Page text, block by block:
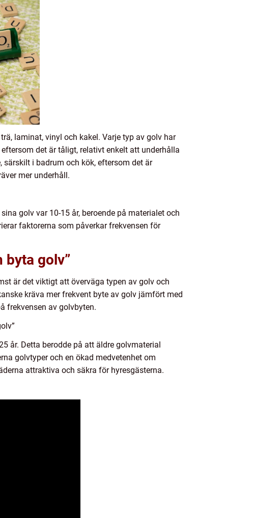
laminat, vinyl och kakel. Varje typ av golv har
det är tåligt, relativt enkelt att underhålla
i badrum och kök, eftersom det är
mer underhåll.
golv var 10-15 år, beroende på materialet och
faktorerna som påverkar frekvensen för
byta golv”
är det viktigt att överväga typen av golv och
kräva mer frekvent byte av golv jämfört med
frekvensen av golvbyten.
år. Detta berodde på att äldre golvmaterial
golvtyper och en ökad medvetenhet om
attraktiva och säkra för hyresgästerna.